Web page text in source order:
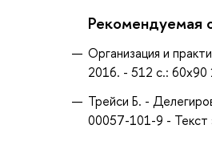
Рекомендуемая
Организация и
2016. - 512 с.:
Трейси Б. -
00057-101-9 -